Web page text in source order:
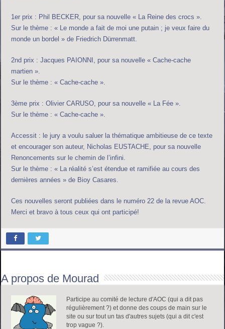
1er prix : Phil BECKER, pour sa nouvelle « La Reine des crocs ».
Sur le thème : « Le monde a fait de moi une putain ; je veux faire du
monde un bordel » de Friedrich Dürrenmatt.
2nd prix : Jacques PAIONNI, pour sa nouvelle « Cache-cache
martien ».
Sur le thème : « Cache-cache ».
3ème prix : Olivier CARUSO, pour sa nouvelle « La Fée ».
Sur le thème : « Cache-cache ».
Accessit : le jury a voulu saluer la thématique ambitieuse de ce texte
et encourager son auteur, Nicholas EUSTACHE, pour sa nouvelle
Renoncements sur le chemin de l’infini.
Sur le thème : « La réalité s’est étendue et ramifiée au cours des
dernières années » de Bioy Casares.
Ces nouvelles seront publiées dans le numéro 22 de la revue AOC.
Merci et bravo à tous ceux qui ont participé!
A propos de Mourad
Participe au comité de lecture d'AOC (qui a dit pas
régulièrement ?) et donne des coups de main sur le
site ou sur tout un tas d'autres sujets (qui a dit c'est
trop vague ?).